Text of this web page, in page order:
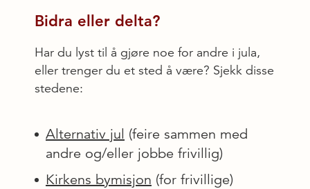
Bidra eller delta?
Har du lyst til å gjøre noe for andre i jula,
eller trenger du et sted å være? Sjekk disse
stedene:
Alternativ jul (feire sammen med
andre og/eller jobbe frivillig)
Kirkens bymisjon (for frivillige)